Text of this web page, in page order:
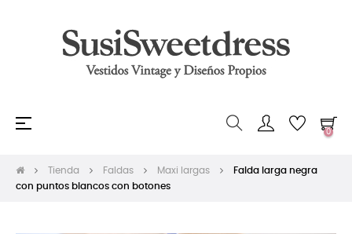
Navegación
☰
0
Tienda Faldas Maxi largas
Falda larga negra
con puntos blancos con botones